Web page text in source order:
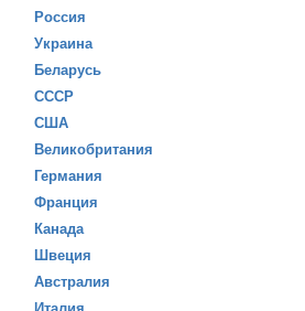
Россия
Украина
Беларусь
СССР
США
Великобритания
Германия
Франция
Канада
Швеция
Австралия